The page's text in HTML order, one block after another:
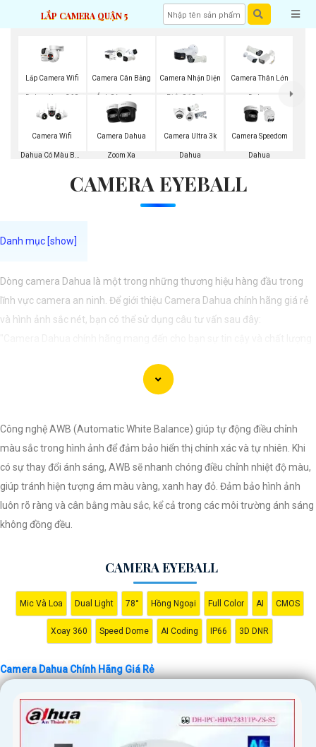
LẮP CAMERA QUẬN 5
Lắp Camera Wifi
Dahua Xoay 360
Camera Cân Bằng
Ánh Sáng Super
Adapt
Camera Nhận Diện
Biển Số Dahua
Camera Thân Lớn
Dahua
Camera Wifi
Dahua Có Màu Ban
Camera Dahua
Zoom Xa
Camera Ultra 3k
Dahua
Camera Speedom
Dahua
CAMERA EYEBALL
Dòng camera Dahua là một trong những thương hiệu hàng đầu trong
lĩnh vực camera an ninh. Để giới thiệu Camera Dahua chính hãng giá rẻ
và hình ảnh sắc nét, bạn có thể sử dụng câu tư vấn sau đây:
này hứa hẹn đáp ứng mọi nhu cầu giám sát của bạn. Đừng ngần ngại
trải nghiệm sự ổn định và chất lượng vượt trội của Camera Dahua chính
'
Công nghệ AWB (Automatic White Balance) giúp tự động điều chỉnh
màu sắc trong hình ảnh để đảm bảo hiển thị chính xác và tự nhiên. Khi
có sự thay đổi ánh sáng, AWB sẽ nhanh chóng điều chỉnh nhiệt độ màu,
giúp tránh hiện tượng ám màu vàng, xanh hay đỏ. Đảm bảo hình ảnh
luôn rõ ràng và cân bằng màu sắc, kể cả trong các môi trường ánh sáng
không đồng đều.
CAMERA EYEBALL
Mic Và Loa Dual Light 78° Hồng Ngoại Full Color AI CMOS
Xoay 360 Speed Dome AI Coding IP66 3D DNR
Camera Dahua Chính Hãng Giá Rẻ